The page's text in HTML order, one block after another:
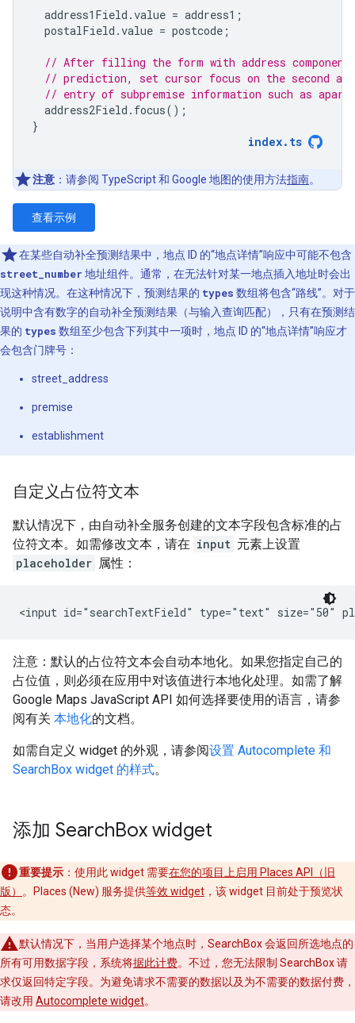
address1Field .value = address1 ;
postalField .value = postcode ;
// After filling the form with address components
// prediction, set cursor focus on the second
// entry of subpremise information such as
address2Field . focus();
}
index. ts
注意 ：请参阅 TypeScript 和 Google 地图的使用方法指南。
查看示例
在某些自动补全预测结果中，地点 ID 的“地点详情”响应中可能不包含
street_number 地址组件。通常，在无法针对某一地点插入地址时会出
现这种情况。在这种情况下，预测结果的 types 数组将包含“路线”。对于
说明中含有数字的自动补全预测结果（与输入查询匹配），只有在预测结
果的 types 数组至少包含下列其中一项时，地点 ID 的“地点详情”响应才
会包含门牌号：
street_address
premise
establishment
自定义占位符文本
默认情况下，由自动补全服务创建的文本字段包含标准的占
位符文本。如需修改文本，请在 input 元素上设置
placeholder 属性：
<input id="searchTextField" type="text" size="50"
注意：默认的占位符文本会自动本地化。如果您指定自己的
占位值，则必须在应用中对该值进行本地化处理。如需了解
Google Maps JavaScript API 如何选择要使用的语言，请参
阅有关 本地化的文档。
如需自定义 widget 的外观，请参阅设置 Autocomplete 和
SearchBox widget 的样式。
添加 SearchBox widget
重要提示 ：使用此 widget 需要在您的项目上启用 Places API（旧
版）
。Places (New) 服务提供等效 widget ，该 widget 目前处于预览状
态。
默认情况下，当用户选择某个地点时，SearchBox 会返回所选地点的
所有可用数据字段，系统将据此计费。不过，您无法限制 SearchBox 请
求仅返回特定字段。为避免请求不需要的数据以及为不需要的数据付费，
请改用 Autocomplete widget。